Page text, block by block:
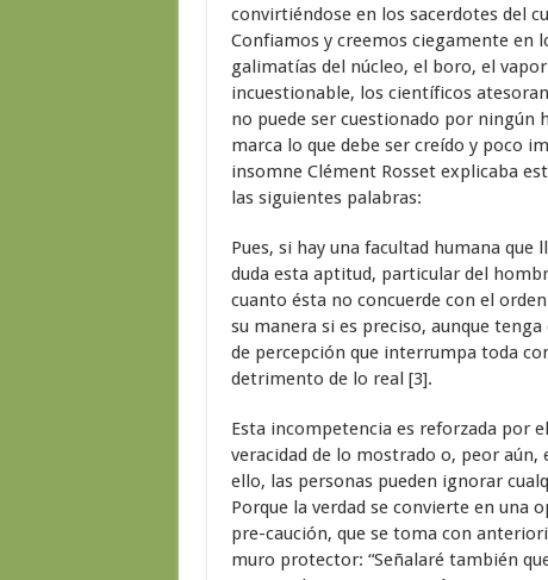
convirtiéndose en los sacerdotes del
Confiamos y creemos ciegamente en
galimatías del núcleo, el boro, el
incuestionable, los científicos
no puede ser cuestionado por
marca lo que debe ser creído y poco
insomne Clément Rosset explicaba
las siguientes palabras:
Pues, si hay una facultad humana
duda esta aptitud, particular del
cuanto ésta no concuerde con el
su manera si es preciso, aunque
de percepción que interrumpa toda
detrimento de lo real [3].
Esta incompetencia es reforzada por
veracidad de lo mostrado o, peor aún,
ello, las personas pueden ignorar
Porque la verdad se convierte en una
pre-caución, que se toma con
muro protector: “Señalaré también